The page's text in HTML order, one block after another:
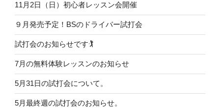
11月2日（日）初心者レッスン会開催
９月発売予定！BSのドライバー試打会
試打会のお知らせです🏌️
7月の無料体験レッスンのお知らせ
5月31日の試打会について。
5月最終週の試打会のお知らせ。